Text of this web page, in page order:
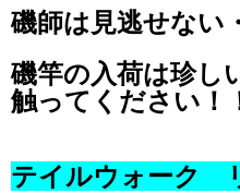
磯師は見逃せない
磯竿の入荷は珍し
触ってください！
テイルウォーク